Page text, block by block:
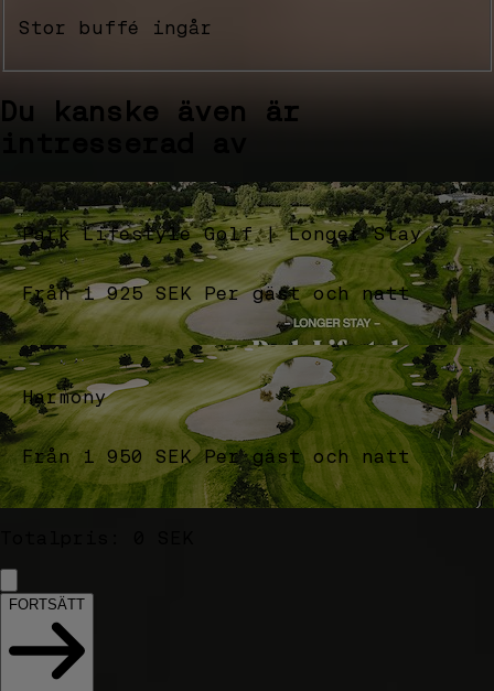
Stor buffé ingår
Du kanske även är
Park Lifestyle Golf | Longer Stay
Från 1 925 SEK Per gäst och natt
Harmony
Från 1 950 SEK Per gäst och natt
FORTSÄTT